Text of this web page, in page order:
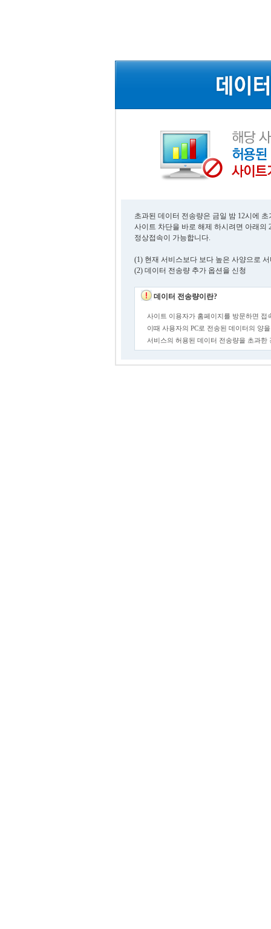
초과된 데이터 전송량은 금일 밤 12시에
사이트 차단을 바로 해제 하시려면 아래의
정상접속이 가능합니다.
(1) 현재 서비스보다 보다 높은 사양으로
(2) 데이터 전송량 추가 옵션을 신청
데이터 전송량이란?
사이트 이용자가 홈페이지를 방문하면 접
이때 사용자의 PC로 전송된 데이터의 양
서비스의 허용된 데이터 전송량을 초과